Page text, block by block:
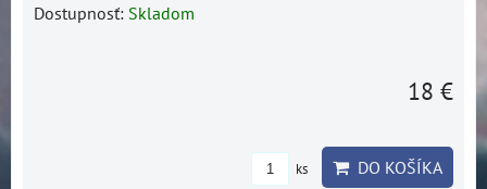
Dostupnosť: Skladom
18 €
ks DO KOŠÍKA